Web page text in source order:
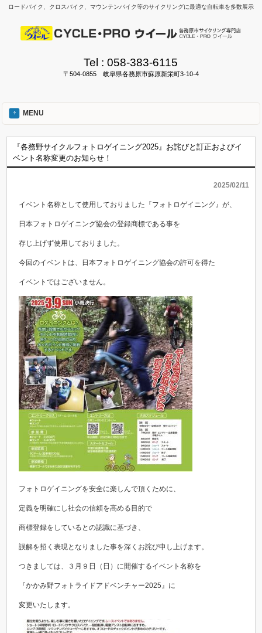
ロードバイク、クロスバイク、マウンテンバイク等のサイクリングに最適な自転車を多数展示
Tel :058-383-6115
〒504-0855 岐阜県各務原市蘇原新栄町3-10-4
MENU
『各務野サイクルフォトロゲイニング2025』お詫びと訂正およびイ
ベント名称変更のお知らせ！
2025/02/11
イベント名称として使用しておりました『フォトロゲイニング』が、
日本フォトロゲイニング協会の登録商標である事を
存じ上げず使用しておりました。
今回のイベントは、日本フォトロゲイニング協会の許可を得た
イベントではございません。
フォトロゲイニングを安全に楽しんで頂くために、
定義を明確にし社会の信頼を高める目的で
商標登録をしているとの認識に基づき、
誤解を招く表現となりました事を深くお詫び申し上げます。
つきましては、３月９日（日）に開催するイベント名称を
『かかみ野フォトライドアドベンチャー2025』に
変更いたします。